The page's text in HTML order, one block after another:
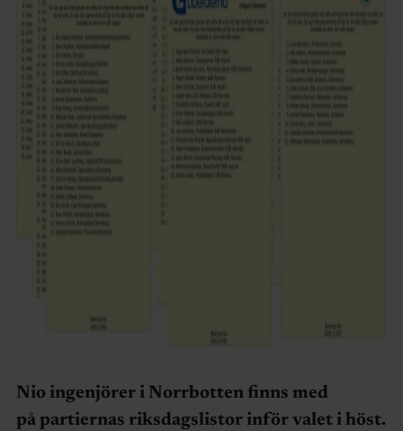
Nio ingenjörer i Norrbotten finns med
på partiernas riksdagslistor inför valet i höst.